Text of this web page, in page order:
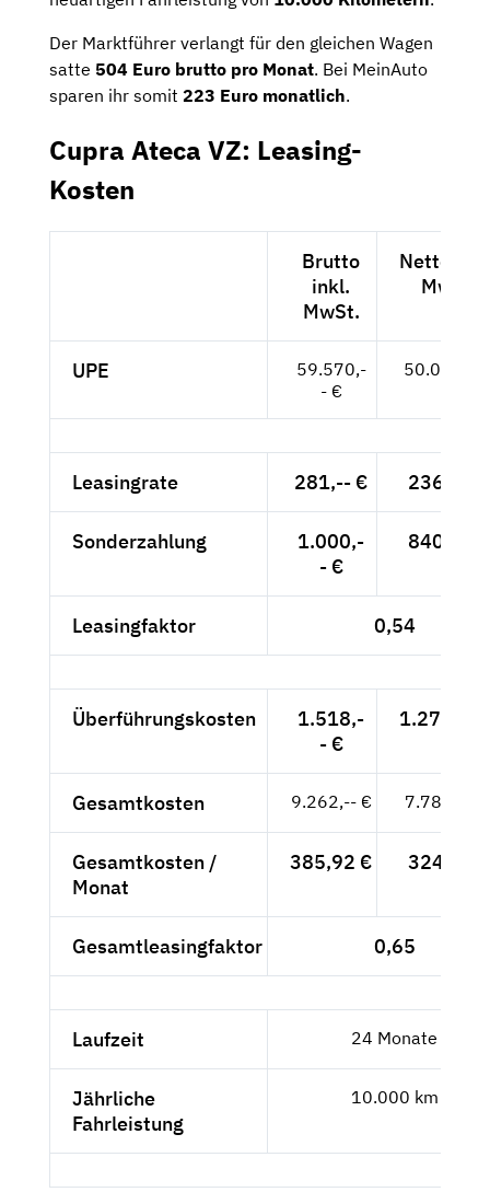
Der Marktführer verlangt für den gleichen Wagen
satte 504 Euro brutto pro Monat. Bei MeinAuto
sparen ihr somit 223 Euro monatlich.
Cupra Ateca VZ: Leasing-
Kosten
Brutto
inkl.
MwSt.
Netto
MwSt.
UPE
59.570,-
- €
50.059,--
Leasingrate 281,-- € 236,13 €
Sonderzahlung
1.000,-
- €
840,34 €
Leasingfaktor 0,54
Überführungskosten
1.518,-
- €
1.275,63
Gesamtkosten 9.262,-- € 7.783,19
Gesamtkosten /
Monat
385,92 € 324,30 €
Gesamtleasingfaktor 0,65
Laufzeit 24 Monate
Jährliche
Fahrleistung
10.000 km